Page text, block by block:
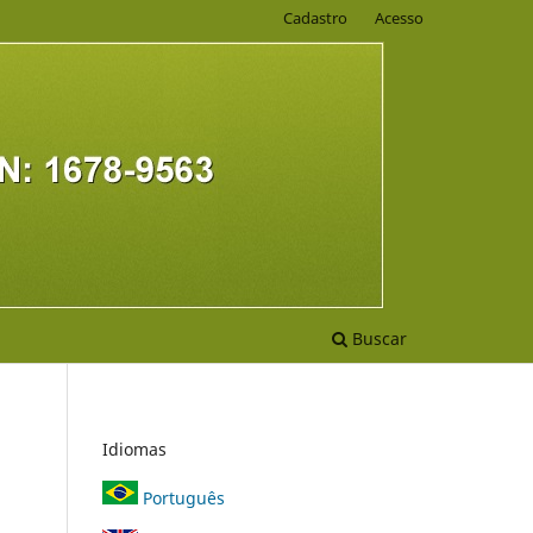
Buscar
Cadastro Acesso
Idiomas
Português